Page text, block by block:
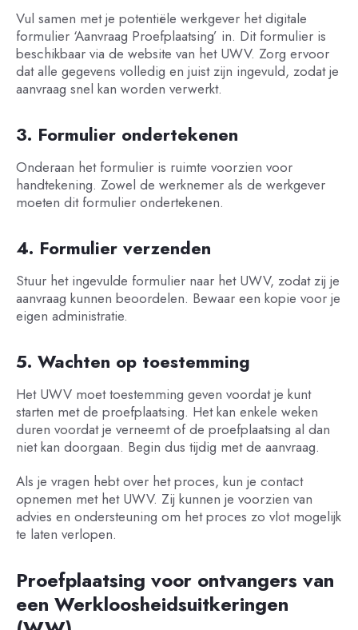
Vul samen met je potentiële werkgever het digitale
formulier ‘Aanvraag Proefplaatsing’ in. Dit formulier is
beschikbaar via de website van het UWV. Zorg ervoor
dat alle gegevens volledig en juist zijn ingevuld, zodat je
aanvraag snel kan worden verwerkt.
3. Formulier ondertekenen
Onderaan het formulier is ruimte voorzien voor
handtekening. Zowel de werknemer als de werkgever
moeten dit formulier ondertekenen.
4. Formulier verzenden
Stuur het ingevulde formulier naar het UWV, zodat zij je
aanvraag kunnen beoordelen. Bewaar een kopie voor je
eigen administratie.
5. Wachten op toestemming
Het UWV moet toestemming geven voordat je kunt
starten met de proefplaatsing. Het kan enkele weken
duren voordat je verneemt of de proefplaatsing al dan
niet kan doorgaan. Begin dus tijdig met de aanvraag.
Als je vragen hebt over het proces, kun je contact
opnemen met het UWV. Zij kunnen je voorzien van
advies en ondersteuning om het proces zo vlot mogelijk
te laten verlopen.
Proefplaatsing voor ontvangers van
een Werkloosheidsuitkeringen